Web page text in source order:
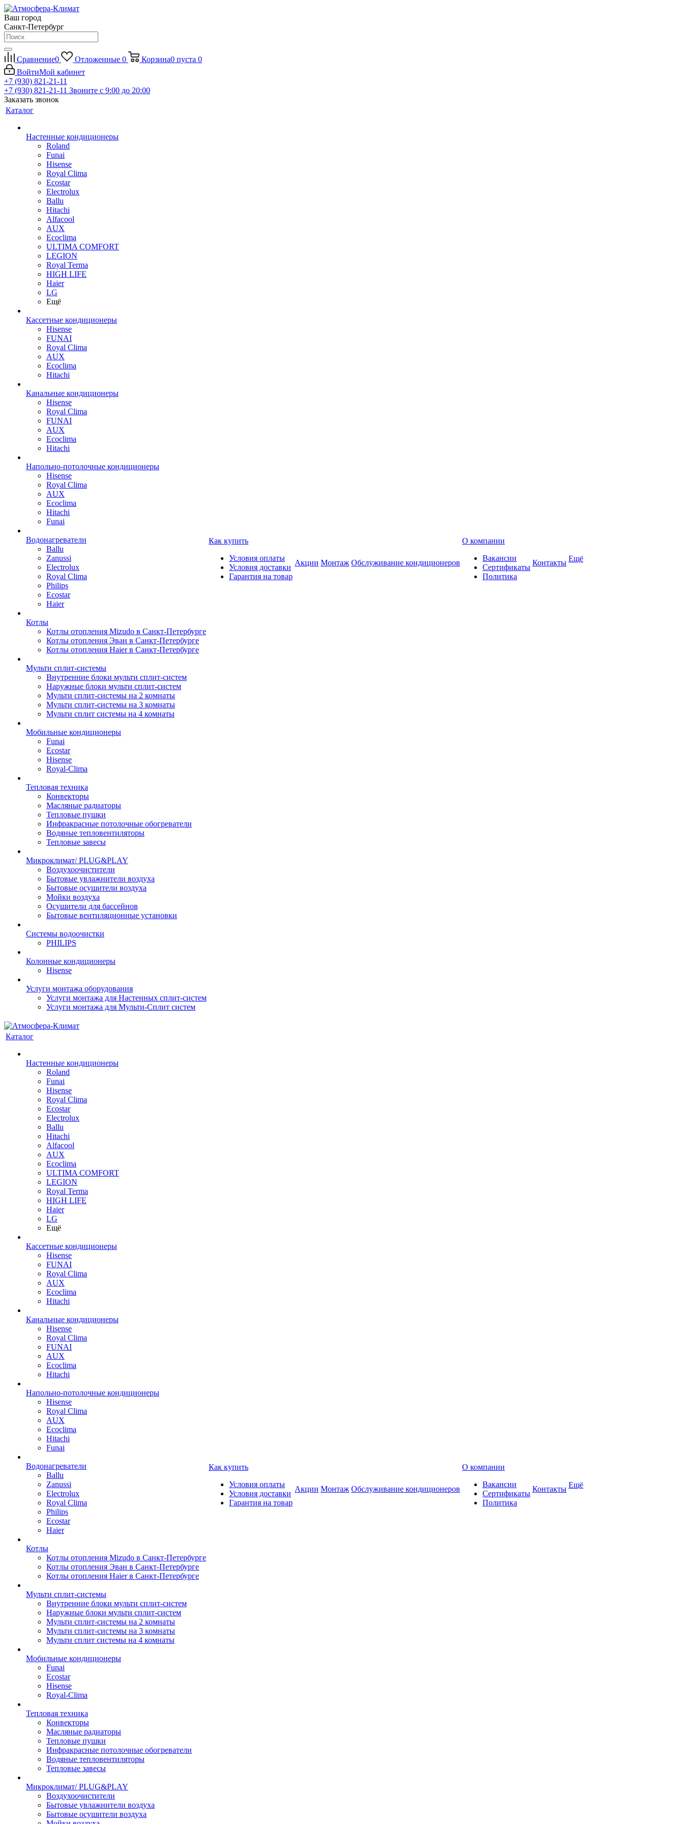
Ваш город
Санкт-Петербург
Сравнение0 Отложенные 0 Корзина0 пуста 0
ВойтиМой кабинет
+7 (930) 821-21-11
+7 (930) 821-21-11 Звоните с 9:00 до 20:00
Заказать звонок
Каталог
Настенные кондиционеры
Roland
Funai
Hisense
Royal Clima
Ecostar
Electrolux
Ballu
Hitachi
Alfacool
AUX
Ecoclima
ULTIMA COMFORT
LEGION
Royal Terma
HIGH LIFE
Haier
LG
Ещё
Кассетные кондиционеры
Hisense
FUNAI
Royal Clima
AUX
Ecoclima
Hitachi
Канальные кондиционеры
Hisense
Royal Clima
FUNAI
AUX
Ecoclima
Hitachi
Напольно-потолочные кондиционеры
Hisense
Royal Clima
AUX
Ecoclima
Hitachi
Funai
Водонагреватели
Ballu
Zanussi
Electrolux
Royal Clima
Philips
Ecostar
Haier
Котлы
Котлы отопления Mizudo в Санкт-Петербурге
Котлы отопления Эван в Санкт-Петербурге
Котлы отопления Haier в Санкт-Петербурге
Мульти сплит-системы
Внутренние блоки мульти сплит-систем
Наружные блоки мульти сплит-систем
Мульти сплит-системы на 2 комнаты
Мульти сплит-системы на 3 комнаты
Мульти сплит системы на 4 комнаты
Мобильные кондиционеры
Funai
Ecostar
Hisense
Royal-Clima
Тепловая техника
Конвекторы
Масляные радиаторы
Тепловые пушки
Инфракрасные потолочные обогреватели
Водяные тепловентиляторы
Тепловые завесы
Микроклимат/ PLUG&PLAY
Воздухоочистители
Бытовые увлажнители воздуха
Бытовые осушители воздуха
Мойки воздуха
Осушители для бассейнов
Бытовые вентиляционные установки
Системы водоочистки
PHILIPS
Колонные кондиционеры
Hisense
Услуги монтажа оборудования
Услуги монтажа для Настенных сплит-систем
Услуги монтажа для Мульти-Сплит систем
Как купить
Условия оплаты
Условия доставки
Гарантия на товар
Акции Монтаж Обслуживание кондиционеров
О компании
Вакансии
Сертификаты
Политика
Контакты Ещё
Каталог
Настенные кондиционеры
Roland
Funai
Hisense
Royal Clima
Ecostar
Electrolux
Ballu
Hitachi
Alfacool
AUX
Ecoclima
ULTIMA COMFORT
LEGION
Royal Terma
HIGH LIFE
Haier
LG
Ещё
Кассетные кондиционеры
Hisense
FUNAI
Royal Clima
AUX
Ecoclima
Hitachi
Канальные кондиционеры
Hisense
Royal Clima
FUNAI
AUX
Ecoclima
Hitachi
Напольно-потолочные кондиционеры
Hisense
Royal Clima
AUX
Ecoclima
Hitachi
Funai
Водонагреватели
Ballu
Zanussi
Electrolux
Royal Clima
Philips
Ecostar
Haier
Котлы
Котлы отопления Mizudo в Санкт-Петербурге
Котлы отопления Эван в Санкт-Петербурге
Котлы отопления Haier в Санкт-Петербурге
Мульти сплит-системы
Внутренние блоки мульти сплит-систем
Наружные блоки мульти сплит-систем
Мульти сплит-системы на 2 комнаты
Мульти сплит-системы на 3 комнаты
Мульти сплит системы на 4 комнаты
Мобильные кондиционеры
Funai
Ecostar
Hisense
Royal-Clima
Тепловая техника
Конвекторы
Масляные радиаторы
Тепловые пушки
Инфракрасные потолочные обогреватели
Водяные тепловентиляторы
Тепловые завесы
Микроклимат/ PLUG&PLAY
Воздухоочистители
Бытовые увлажнители воздуха
Бытовые осушители воздуха
Как купить
Условия оплаты
Условия доставки
Гарантия на товар
Акции Монтаж Обслуживание кондиционеров
О компании
Вакансии
Сертификаты
Политика
Контакты Ещё